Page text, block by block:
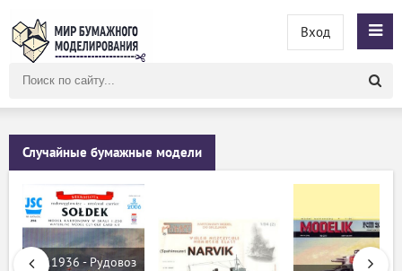
сайту
Вход
Случайные бумажные модели
№11936 - Рудовоз